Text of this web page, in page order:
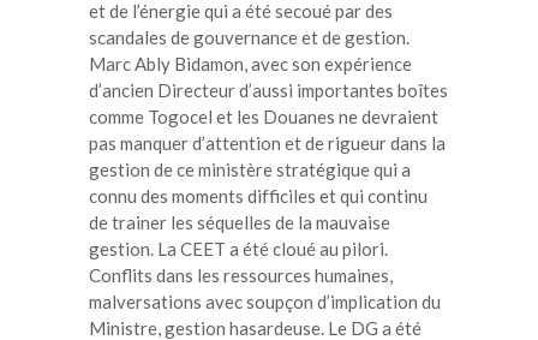
et de l’énergie qui a été secoué par des
scandales de gouvernance et de gestion.
Marc Ably Bidamon, avec son expérience
d’ancien Directeur d’aussi importantes boîtes
comme Togocel et les Douanes ne devraient
pas manquer d’attention et de rigueur dans la
gestion de ce ministère stratégique qui a
connu des moments difficiles et qui continu
de trainer les séquelles de la mauvaise
gestion. La CEET a été cloué au pilori.
Conflits dans les ressources humaines,
malversations avec soupçon d’implication du
Ministre, gestion hasardeuse. Le DG a été